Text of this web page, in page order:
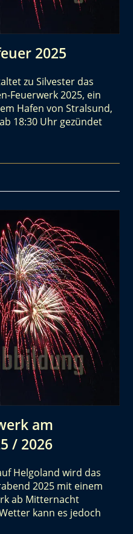
2025
zu Silvester das
Feuerwerk 2025, ein
Hafen von Stralsund,
18:30 Uhr gezündet
am
/ 2026
Helgoland wird das
2025 mit einem
ab Mitternacht
kann es jedoch